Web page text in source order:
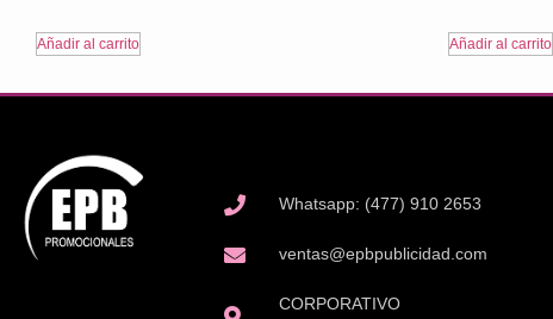
Añadir al carrito Añadir al carrito
Whatsapp: (477) 910 2653
ventas@epbpublicidad.com
CORPORATIVO